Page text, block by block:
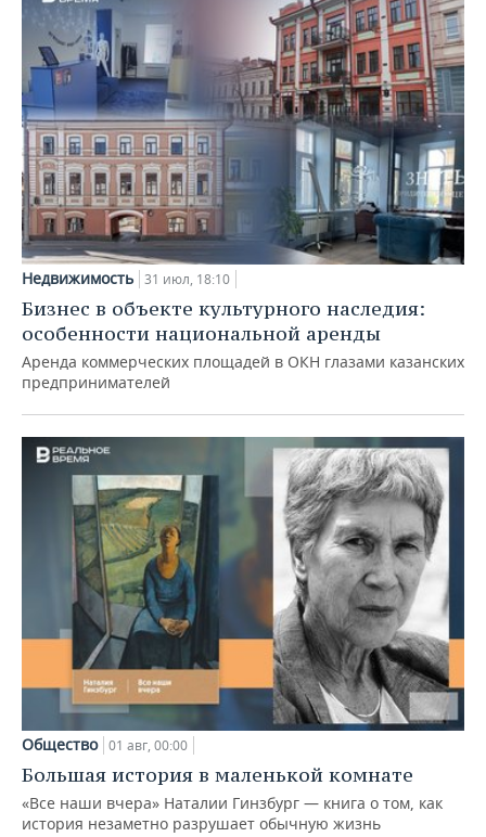
Недвижимость 31 июл, 18:10
Бизнес в объекте культурного наследия:
особенности национальной аренды
Аренда коммерческих площадей в ОКН глазами казанских
предпринимателей
Общество 01 авг, 00:00
Большая история в маленькой комнате
«Все наши вчера» Наталии Гинзбург — книга о том, как
история незаметно разрушает обычную жизнь